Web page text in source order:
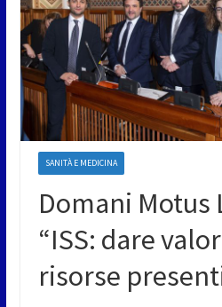
SANITÀ E MEDICINA
Domani Motus
“ISS: dare
risorse